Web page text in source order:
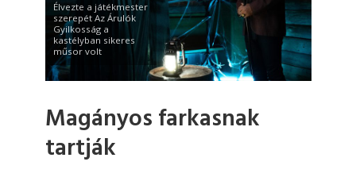
Élvezte a játékmester
szerepét Az Árulók
Gyilkosság a
kastélyban sikeres
műsor volt
Magányos farkasnak
tartják